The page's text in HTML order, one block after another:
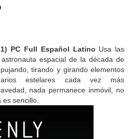
PC Full Español Latino Usa las
espacial de la década de
tirando y girando elementos
estelares cada vez más
nada permanece inmóvil, no
sencillo.